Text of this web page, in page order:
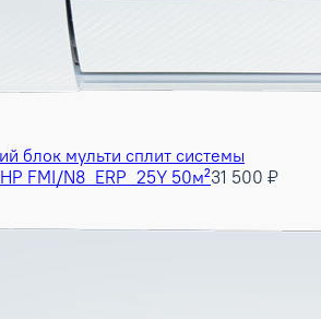
блок мульти сплит системы
FMI/N8_ERP_25Y 50м²31 500 ₽